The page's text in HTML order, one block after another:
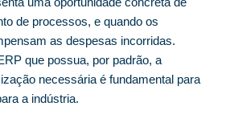
de processos, e quando os
as despesas incorridas.
que possua, por padrão, a
necessária é fundamental para
a indústria.